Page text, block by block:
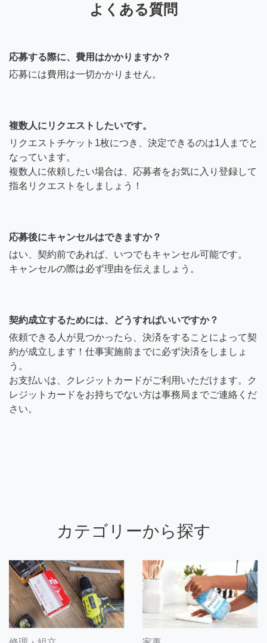
よくある質問
応募する際に、費用はかかりますか？
応募には費用は一切かかりません。
複数人にリクエストしたいです。
リクエストチケット1枚につき、決定できるのは1人までと
なっています。
複数人に依頼したい場合は、応募者をお気に入り登録して
指名リクエストをしましょう！
応募後にキャンセルはできますか？
はい、契約前であれば、いつでもキャンセル可能です。
キャンセルの際は必ず理由を伝えましょう。
契約成立するためには、どうすればいいですか？
依頼できる人が見つかったら、決済をすることによって契
約が成立します！仕事実施前までに必ず決済をしましょ
う。
お支払いは、クレジットカードがご利用いただけます。ク
レジットカードをお持ちでない方は事務局までご連絡くだ
さい。
カテゴリーから探す